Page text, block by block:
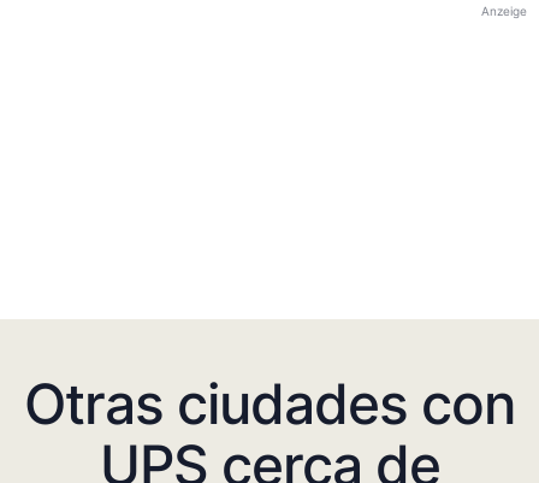
Anzeige
Otras ciudades con
UPS cerca de